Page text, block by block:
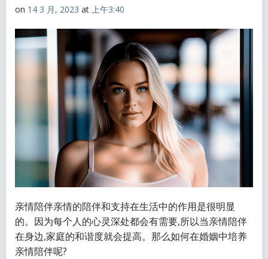
on 14 3 月, 2023 at 上午3:40
亲情陪伴亲情的陪伴和支持在生活中的作用是很明显
的。因为每个人的心灵深处都会有需要,所以当亲情陪伴
在身边,家庭的和谐度就会提高。那么如何在婚姻中培养
亲情陪伴呢?